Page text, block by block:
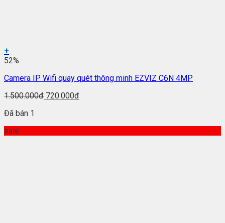
+
52%
Camera IP Wifi quay quét thông minh EZVIZ C6N 4MP
1.500.000đ 720.000đ
Đã bán 1
sale